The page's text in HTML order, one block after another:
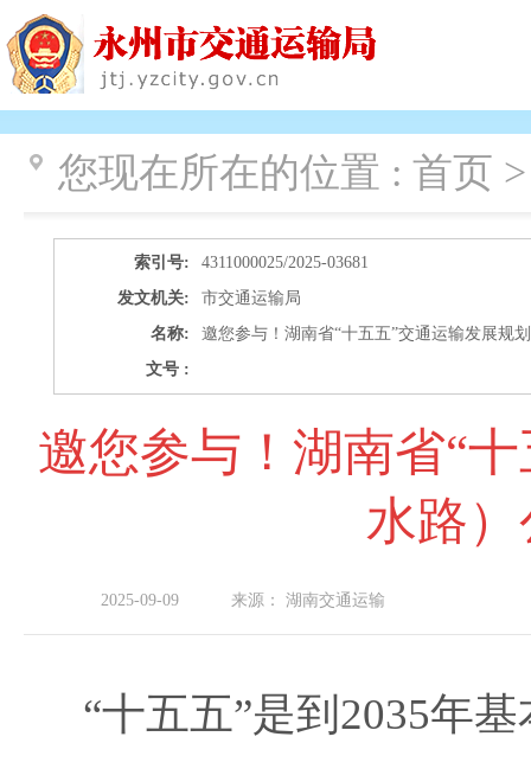
您现在所在的位置 : 首页
索引号:
4311000025/2025-03681
发文机关:
市交通运输局
名称:
邀您参与！湖南省“十五五”交通运输发展规
文号 :
邀您参与！湖南省“
水路
2025-09-09 来源： 湖南交通运输
“十五五”是到2035年